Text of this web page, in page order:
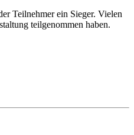
Teilnehmer ein Sieger. Vielen
teilgenommen haben.